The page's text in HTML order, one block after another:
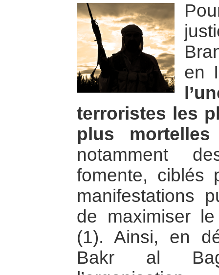
en
terroristes les
plus
notamment
fomente, ciblés
manifestations
de maximiser
(1). Ainsi, en
Bakr al